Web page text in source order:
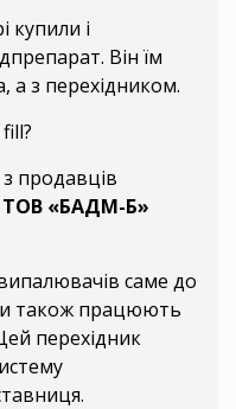
купили і
Він їм
а з перехідником.
продавців
ТОВ «БАДМ-Б»
саме до
також працюють
перехідник